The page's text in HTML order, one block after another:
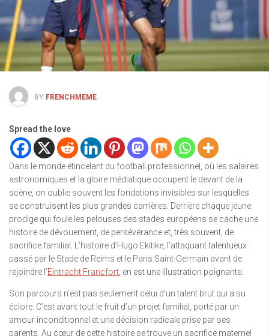
BY FRENCHMEME
Spread the love
Dans le monde étincelant du football professionnel, où les salaires
astronomiques et la gloire médiatique occupent le devant de la
scène, on oublie souvent les fondations invisibles sur lesquelles
se construisent les plus grandes carrières. Derrière chaque jeune
prodige qui foule les pelouses des stades européens se cache une
histoire de dévouement, de persévérance et, très souvent, de
sacrifice familial. L’histoire d’Hugo Ekitike, l’attaquant talentueux
passé par le Stade de Reims et le Paris Saint-Germain avant de
rejoindre l’Eintracht Francfort, en est une illustration poignante.
Son parcours n’est pas seulement celui d’un talent brut qui a su
éclore. C’est avant tout le fruit d’un projet familial, porté par un
amour inconditionnel et une décision radicale prise par ses
parents. Au cœur de cette histoire se trouve un sacrifice maternel